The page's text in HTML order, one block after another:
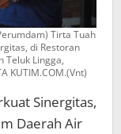
Tirta Tuah
di Restoran
Teluk Lingga,
KUTIM.COM.(Vnt)
Sinergitas,
Daerah Air